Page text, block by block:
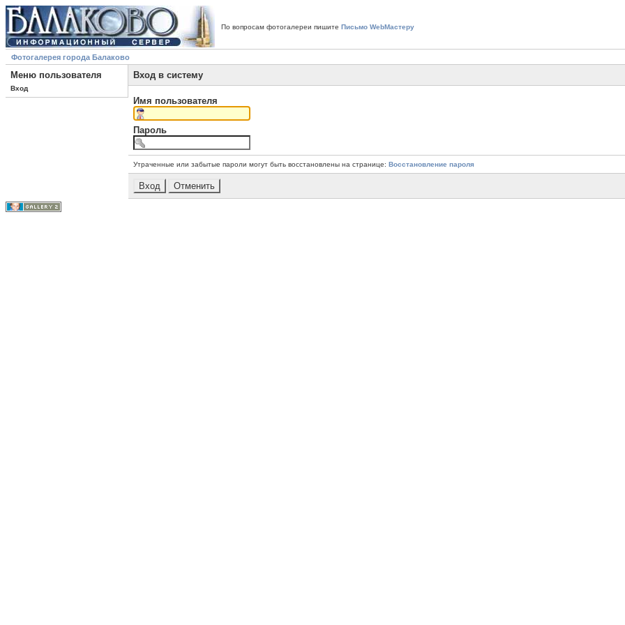
По вопросам фотогалереи пишите Письмо WebМастеру
Фотогалерея города Балаково
Меню пользователя
Вход
Вход в систему
Имя пользователя
Пароль
Утраченные или забытые пароли могут быть восстановлены на странице: Восстановление пароля